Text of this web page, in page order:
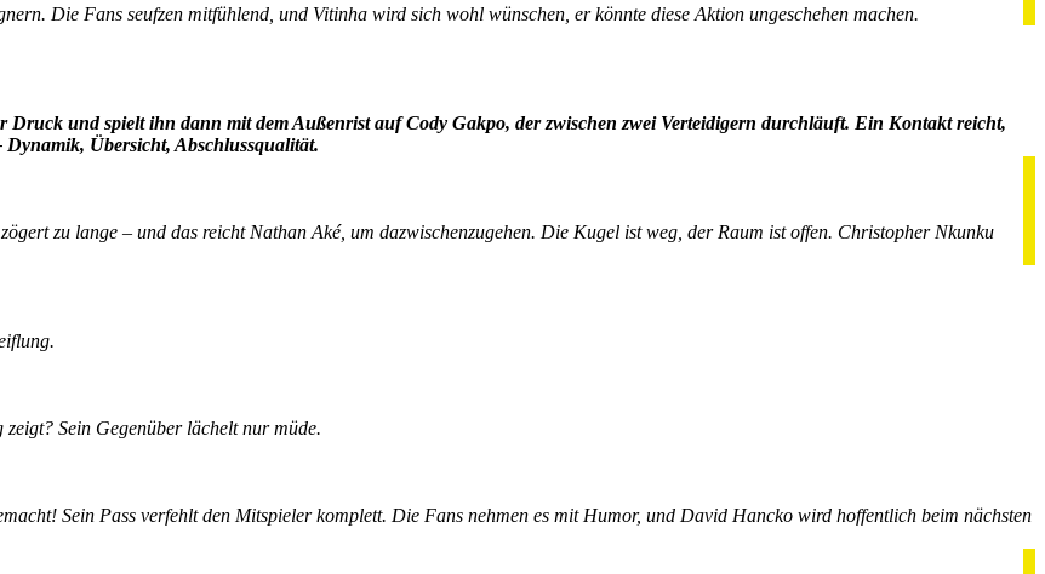
Die Fans seufzen mitfühlend, und Vitinha wird sich wohl wünschen, er könnte diese Aktion ungeschehen machen.
und spielt ihn dann mit dem Außenrist auf Cody Gakpo, der zwischen zwei Verteidigern durchläuft. Ein Kontakt reicht,
Übersicht, Abschlussqualität.
zu lange – und das reicht Nathan Aké, um dazwischenzugehen. Die Kugel ist weg, der Raum ist offen. Christopher Nkunku
Sein Gegenüber lächelt nur müde.
Sein Pass verfehlt den Mitspieler komplett. Die Fans nehmen es mit Humor, und David Hancko wird hoffentlich beim nächsten